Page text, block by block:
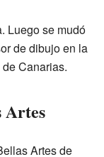
Luego se mudó
de dibujo en la
Canarias.
Artes
Artes de